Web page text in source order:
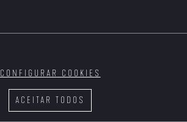
ACEITAR TODOS
CONFIGURAR COOKIES